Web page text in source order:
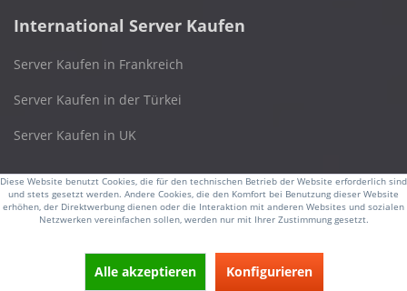
International Server Kaufen
Server Kaufen in Frankreich
Server Kaufen in der Türkei
Server Kaufen in UK
Online Shop
server-festplatte.de
Diese Website benutzt Cookies, die für den technischen Betrieb der Website erforderlich sind
und stets gesetzt werden. Andere Cookies, die den Komfort bei Benutzung dieser Website
erhöhen, der Direktwerbung dienen oder die Interaktion mit anderen Websites und sozialen
Netzwerken vereinfachen sollen, werden nur mit Ihrer Zustimmung gesetzt.
Alle akzeptieren Konfigurieren